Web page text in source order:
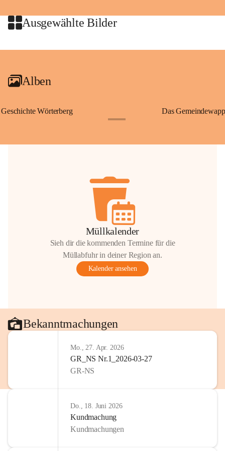
🔏 Zum Schutz unseres Gemeindearchivs danken wir allen Bürgerinnen
Erinnerungen, die dazu beitragen, die Geschichte unserer Heimat
Ausgewählte Bilder
+2
Alben
Geschichte Wörterberg Das
Müllkalender
Sieh dir die kommenden Termine für die
Müllabfuhr in deiner Region an.
Kalender ansehen
Bekanntmachungen
Mo., 27. Apr. 2026
GR_NS Nr.1_2026-03-27
GR-NS
Do., 18. Juni 2026
Kundmachung
Kundmachungen